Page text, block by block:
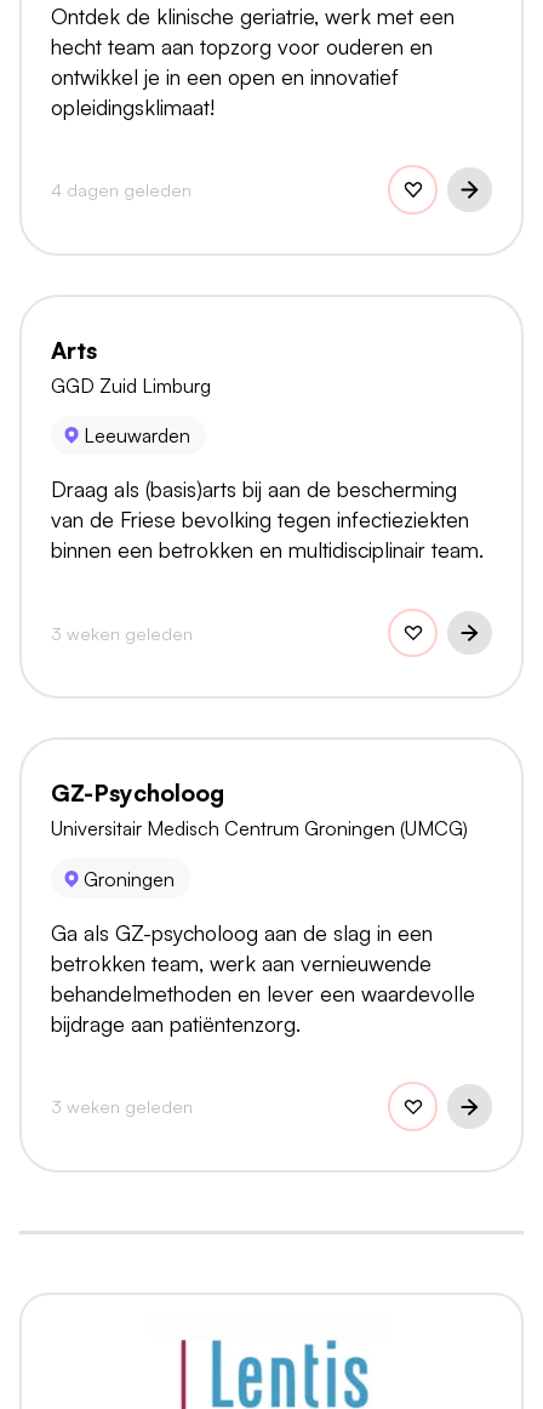
Ontdek de klinische geriatrie, werk met een
hecht team aan topzorg voor ouderen en
ontwikkel je in een open en innovatief
opleidingsklimaat!
4 dagen geleden
Arts
GGD Zuid Limburg
Leeuwarden
Draag als (basis)arts bij aan de bescherming
van de Friese bevolking tegen infectieziekten
binnen een betrokken en multidisciplinair team.
3 weken geleden
GZ-Psycholoog
Universitair Medisch Centrum Groningen (UMCG)
Groningen
Ga als GZ-psycholoog aan de slag in een
betrokken team, werk aan vernieuwende
behandelmethoden en lever een waardevolle
bijdrage aan patiëntenzorg.
3 weken geleden